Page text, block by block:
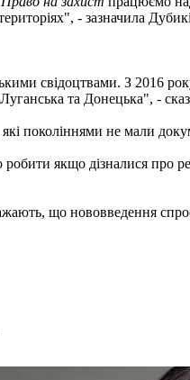
- зазначила
свідоцтвами. З 2016
та Донецька", -
поколіннями не мали
якщо дізналися про
що нововведення